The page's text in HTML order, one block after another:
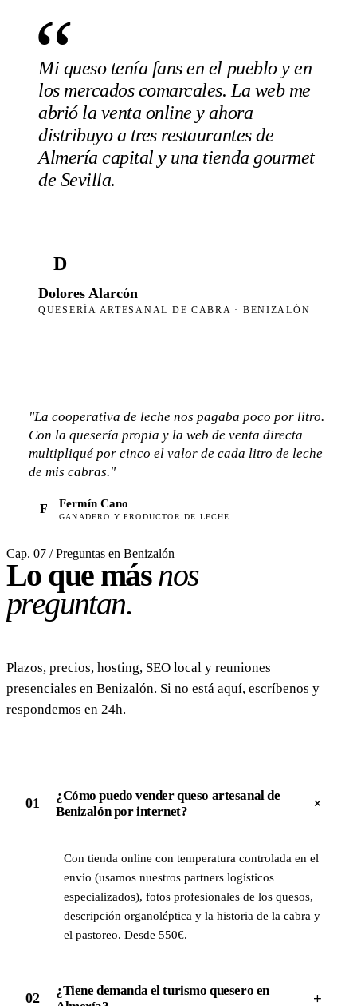
“
Mi queso tenía fans en el pueblo y en
los mercados comarcales. La web me
abrió la venta online y ahora
distribuyo a tres restaurantes de
Almería capital y una tienda gourmet
de Sevilla.
D
Dolores Alarcón
QUESERÍA ARTESANAL DE CABRA · BENIZALÓN
"La cooperativa de leche nos pagaba poco por litro.
Con la quesería propia y la web de venta directa
multipliqué por cinco el valor de cada litro de leche
de mis cabras."
F Fermín Cano
GANADERO Y PRODUCTOR DE LECHE
Cap. 07 / Preguntas en Benizalón
Lo que másnos
preguntan.
Plazos, precios, hosting, SEO local y reuniones
presenciales en Benizalón. Si no está aquí, escríbenos y
respondemos en 24h.
01
¿Cómo puedo vender queso artesanal de
Benizalón por internet?
+
Con tienda online con temperatura controlada en el
envío (usamos nuestros partners logísticos
especializados), fotos profesionales de los quesos,
descripción organoléptica y la historia de la cabra y
el pastoreo. Desde 550€.
02
¿Tiene demanda el turismo quesero en
+